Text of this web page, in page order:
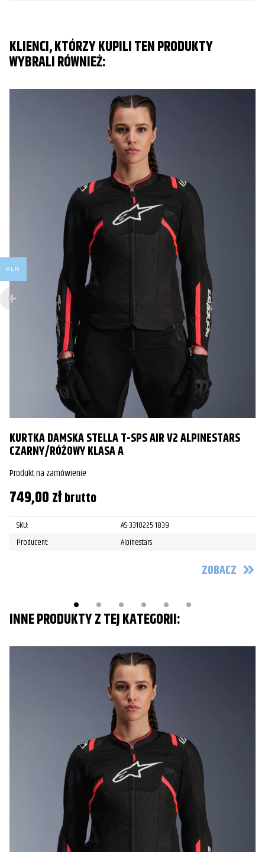
KLIENCI, KTÓRZY KUPILI TEN PRODUKTY
WYBRALI RÓWNIEŻ:
KURTKA DAMSKA STELLA T-SPS AIR V2 ALPINESTARS
CZARNY/RÓŻOWY KLASA A
Produkt na zamówienie
749,00złbrutto
SKU:
AS-3310225-1839
Producent:
Alpinestars
ZOBACZ
INNE PRODUKTY Z TEJ KATEGORII:
PLN